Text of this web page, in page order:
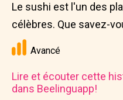
Le sushi est l'un des
célèbres. Que savez-
Avancé
Lire et écouter cette
dans Beelinguapp!